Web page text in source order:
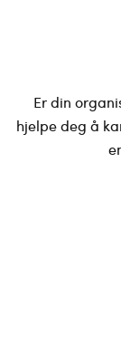
Er din
hjelpe deg å